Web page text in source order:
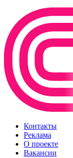
Контакты
Реклама
О проекте
Вакансии